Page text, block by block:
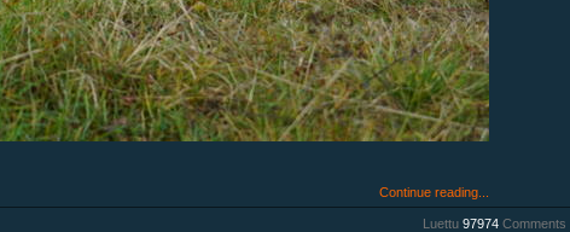
Continue reading...
Luettu 97974 Comments